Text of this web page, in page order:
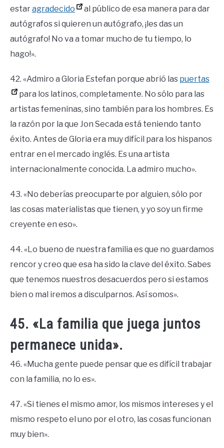
estaragradecido
al público de esa manera para dar
autógrafos si quieren un autógrafo, ¡les das un
autógrafo! No va a tomar mucho de tu tiempo, lo
hago!».
42. «Admiro a Gloria Estefan porque abrió las puertas
para los latinos, completamente. No sólo para las
artistas femeninas, sino también para los hombres. Es
la razón por la que Jon Secada está teniendo tanto
éxito. Antes de Gloria era muy difícil para los hispanos
entrar en el mercado inglés. Es una artista
internacionalmente conocida. La admiro mucho».
43. «No deberías preocuparte por alguien, sólo por
las cosas materialistas que tienen, y yo soy un firme
creyente en eso».
44. «Lo bueno de nuestra familia es que no guardamos
rencor y creo que esa ha sido la clave del éxito. Sabes
que tenemos nuestros desacuerdos pero si estamos
bien o mal iremos a disculparnos. Así somos».
45. «La familia que juega juntos
permanece unida».
46. «Mucha gente puede pensar que es difícil trabajar
con la familia, no lo es».
47. «Si tienes el mismo amor, los mismos intereses y el
mismo respeto el uno por el otro, las cosas funcionan
muy bien».